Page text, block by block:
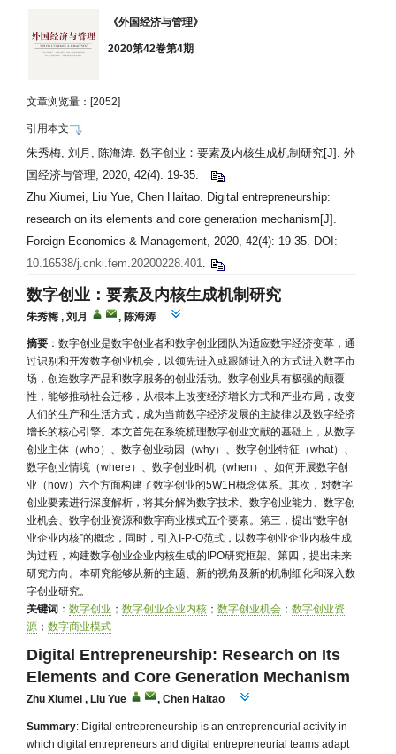
《外国经济与管理》
2020第42卷第4期
文章浏览量：[2052]
引用本文
朱秀梅, 刘月, 陈海涛. 数字创业：要素及内核生成机制研究[J]. 外
国经济与管理, 2020, 42(4): 19-35.
Zhu Xiumei, Liu Yue, Chen Haitao. Digital entrepreneurship:
research on its elements and core generation mechanism[J].
Foreign Economics & Management, 2020, 42(4): 19-35. DOI:
10.16538/j.cnki.fem.20200228.401.
数字创业：要素及内核生成机制研究
朱秀梅 ,刘月 , 陈海涛
摘要 ：数字创业是数字创业者和数字创业团队为适应数字经济变革，通
过识别和开发数字创业机会，以领先进入或跟随进入的方式进入数字市
场，创造数字产品和数字服务的创业活动。数字创业具有极强的颠覆
性，能够推动社会迁移，从根本上改变经济增长方式和产业布局，改变
人们的生产和生活方式，成为当前数字经济发展的主旋律以及数字经济
增长的核心引擎。本文首先在系统梳理数字创业文献的基础上，从数字
创业主体（who）、数字创业动因（why）、数字创业特征（what）、
数字创业情境（where）、数字创业时机（when）、如何开展数字创
业（how）六个方面构建了数字创业的5W1H概念体系。其次，对数字
创业要素进行深度解析，将其分解为数字技术、数字创业能力、数字创
业机会、数字创业资源和数字商业模式五个要素。第三，提出“数字创
业企业内核”的概念，同时，引入I-P-O范式，以数字创业企业内核生成
为过程，构建数字创业企业内核生成的IPO研究框架。第四，提出未来
研究方向。本研究能够从新的主题、新的视角及新的机制细化和深入数
字创业研究。
关键词 ：数字创业 ；数字创业企业内核 ；数字创业机会 ；数字创业资
源 ；数字商业模式
Digital Entrepreneurship: Research on Its
Elements and Core Generation Mechanism
Zhu Xiumei ,Liu Yue ,Chen Haitao
Summary: Digital entrepreneurship is an entrepreneurial activity in
which digital entrepreneurs and digital entrepreneurial teams adapt